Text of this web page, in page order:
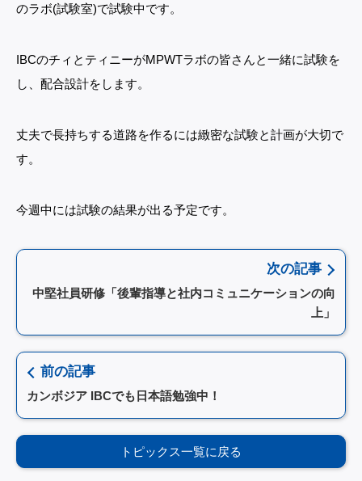
のラボ(試験室)で試験中です。
IBCのチィとティニーがMPWTラボの皆さんと一緒に試験を
し、配合設計をします。
丈夫で長持ちする道路を作るには緻密な試験と計画が大切で
す。
今週中には試験の結果が出る予定です。
次の記事
中堅社員研修「後輩指導と社内コミュニケーションの向
上」
前の記事
カンボジア IBCでも日本語勉強中！
トピックス一覧に戻る